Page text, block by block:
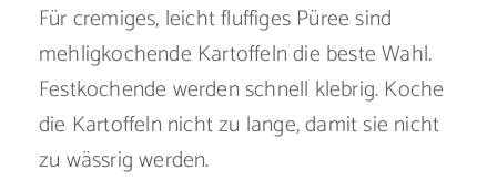
Für cremiges, leicht fluffiges Püree sind
mehligkochende Kartoffeln die beste Wahl.
Festkochende werden schnell klebrig. Koche
die Kartoffeln nicht zu lange, damit sie nicht
zu wässrig werden.